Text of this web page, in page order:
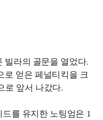
빌라의 골문을 열었다.
로 얻은 페널티킥을 크
로 앞서 나갔다.
를 유지한 노팅엄은 1